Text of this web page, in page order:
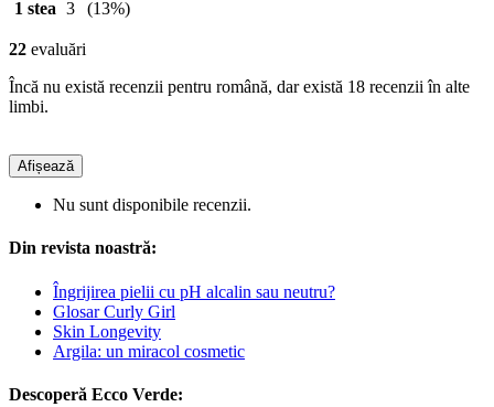
1 stea 3 (13%)
22 evaluări
Încă nu există recenzii pentru română, dar există 18 recenzii în alte
limbi.
Afișează
Nu sunt disponibile recenzii.
Din revista noastră:
Îngrijirea pielii cu pH alcalin sau neutru?
Glosar Curly Girl
Skin Longevity
Argila: un miracol cosmetic
Descoperă Ecco Verde: